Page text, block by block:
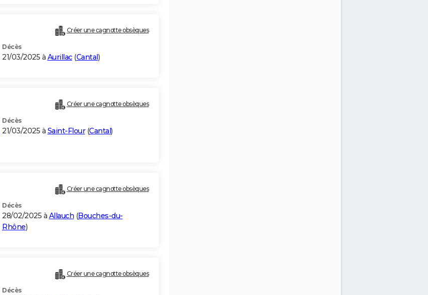
Créer une cagnotte obsèques
Décès
21/03/2025 à Aurillac(Cantal)
Créer une cagnotte obsèques
Décès
21/03/2025 à Saint-Flour(Cantal)
Créer une cagnotte obsèques
Décès
28/02/2025 à Allauch (Bouches-du-
Rhône)
Créer une cagnotte obsèques
Décès